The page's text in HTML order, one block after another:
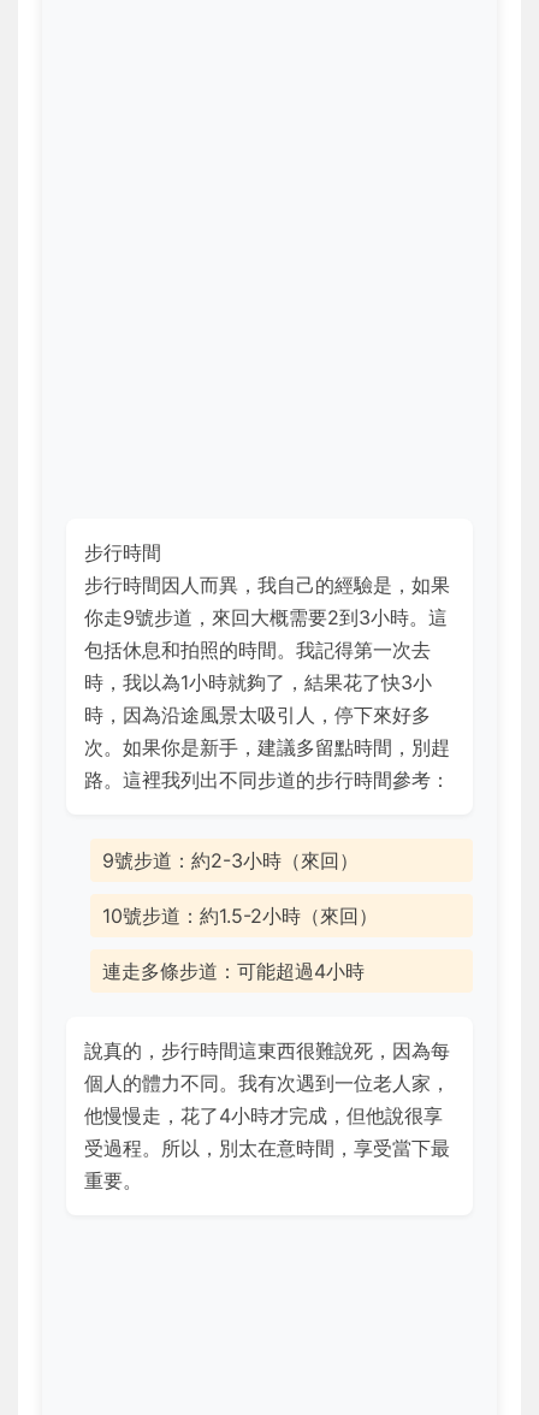
步行時間
步行時間因人而異，我自己的經驗是，如果
你走9號步道，來回大概需要2到3小時。這
包括休息和拍照的時間。我記得第一次去
時，我以為1小時就夠了，結果花了快3小
時，因為沿途風景太吸引人，停下來好多
次。如果你是新手，建議多留點時間，別趕
路。這裡我列出不同步道的步行時間參考：
9號步道：約2-3小時（來回）
10號步道：約1.5-2小時（來回）
連走多條步道：可能超過4小時
說真的，步行時間這東西很難說死，因為每
個人的體力不同。我有次遇到一位老人家，
他慢慢走，花了4小時才完成，但他說很享
受過程。所以，別太在意時間，享受當下最
重要。